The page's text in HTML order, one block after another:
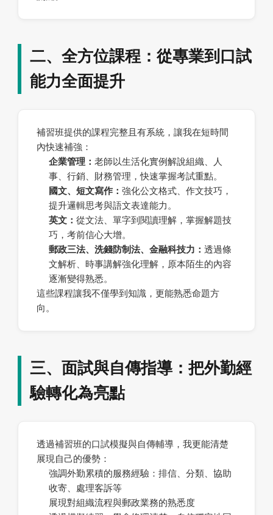
二、全方位課程：從專業到口試
能力全面提升
補習班提供的課程完整且有系統，讓我在短時間
內快速補強：
企業管理： 老師以生活化實例解說組織、人
事、行銷、財務管理，快速掌握考試重點。
國文、短文寫作： 強化公文格式、作文技巧，
提升邏輯思考與語文表達能力。
英文： 從文法、單字到閱讀理解，掌握解題技
巧，考前信心大增。
郵政三法、洗錢防制法、金融科技力： 透過條
文解析、時事講解強化理解，原本陌生的內容
逐漸變得熟悉。
這些課程讓我不僅學到知識，更能熟悉命題方
向。
三、面試與自傳指導：把外勤經
驗轉化為亮點
透過補習班的口試模擬與自傳輔導，我更能清楚
展現自己的優勢：
強調外勤累積的服務經驗：排信、分類、協助
收寄、處理客訴等
展現對組織流程與郵政業務的熟悉度